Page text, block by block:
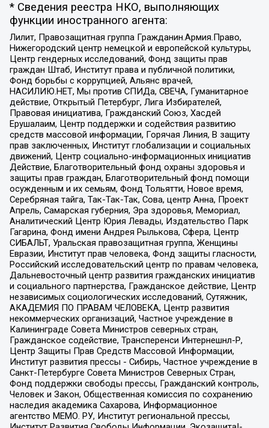
* Сведения реестра НКО, выполняющих
функции иностранного агента:
Лилит, Правозащитная группа Гражданин.Армия.Право,
Нижегородский центр немецкой и европейской культуры,
Центр гендерных исследований, Фонд защиты прав
граждан Штаб, Институт права и публичной политики,
Фонд борьбы с коррупцией, Альянс врачей,
НАСИЛИЮ.НЕТ, Мы против СПИДа, СВЕЧА, Гуманитарное
действие, Открытый Петербург, Лига Избирателей,
Правовая инициатива, Гражданский Союз, Хасдей
Ерушалаим, Центр поддержки и содействия развитию
средств массовой информации, Горячая Линия, В защиту
прав заключенных, Институт глобализации и социальных
движений, Центр социально-информационных инициатив
Действие, Благотворительный фонд охраны здоровья и
защиты прав граждан, Благотворительный фонд помощи
осужденным и их семьям, Фонд Тольятти, Новое время,
Серебряная тайга, Так-Так-Так, Сова, центр Анна, Проект
Апрель, Самарская губерния, Эра здоровья, Мемориал,
Аналитический Центр Юрия Левады, Издательство Парк
Гагарина, Фонд имени Андрея Рылькова, Сфера, Центр
СИБАЛЬТ, Уральская правозащитная группа, Женщины
Евразии, Институт прав человека, Фонд защиты гласности,
Российский исследовательский центр по правам человека,
Дальневосточный центр развития гражданских инициатив
и социального партнерства, Гражданское действие, Центр
независимых социологических исследований, Сутяжник,
АКАДЕМИЯ ПО ПРАВАМ ЧЕЛОВЕКА, Центр развития
некоммерческих организаций, Частное учреждение в
Калининграде Совета Министров северных стран,
Гражданское содействие, Трансперенси Интернешнл-Р,
Центр Защиты Прав Средств Массовой Информации,
Институт развития прессы - Сибирь, Частное учреждение в
Санкт-Петербурге Совета Министров Северных Стран,
Фонд поддержки свободы прессы, Гражданский контроль,
Человек и Закон, Общественная комиссия по сохранению
наследия академика Сахарова, Информационное
агентство МЕМО. РУ, Институт региональной прессы,